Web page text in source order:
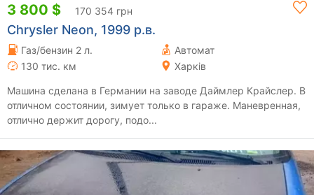
3 800 $ 170 354 грн
Chrysler Neon, 1999 р.в.
Газ/бензин 2 л.
Автомат
130 тис. км
Харків
Машина сделана в Германии на заводе Даймлер Крайслер. В
отличном состоянии, зимует только в гараже. Маневренная,
отлично держит дорогу, подо...